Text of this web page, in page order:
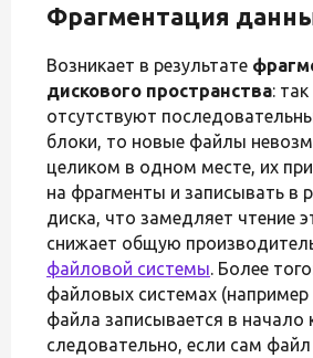
Фрагментация
Возникает в результате
дискового пространства:
отсутствуют
блоки, то новые файлы
целиком в одном месте, их
на фрагменты и записывать в
диска, что замедляет чтение
снижает общую
файловой системы. Более
файловых системах (например
файла записывается в начало
следовательно, если сам файл